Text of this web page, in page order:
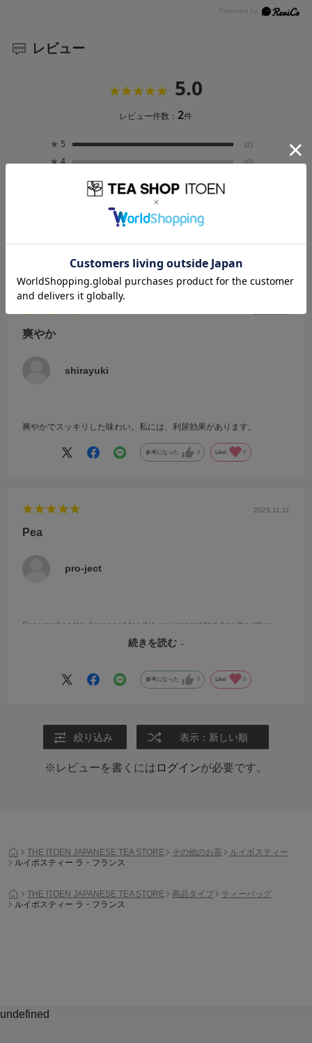
レビュー
5.0
レビュー件数：2件
★ 5 (2)
★4 (0)
表示：新しい順
爽やか
shirayuki
爽やかでスッキリした味わい。私には、利尿効果があります。
参考になった 0 Like! 0
2025.11.11
Pea
pro-ject
Pear rooibos tea, how good tea it is, you cannot find it an the other
place! only itoen have this ! i will share to my friend and definitely
続きを読む
参考になった 0 Like! 0
絞り込み 表示：新しい順
※レビューを書くには ログインが必要です。
THE ITOEN JAPANESE TEA STORE その他のお茶
ルイボスティー
ルイボスティー ラ・フランス
THE ITOEN JAPANESE TEA STORE 商品タイプ
ティーバッグ
ルイボスティー ラ・フランス
undefined